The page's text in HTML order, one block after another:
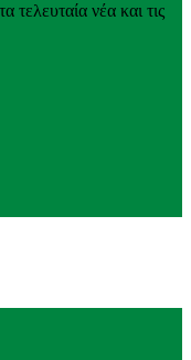
τελευταία νέα και τις